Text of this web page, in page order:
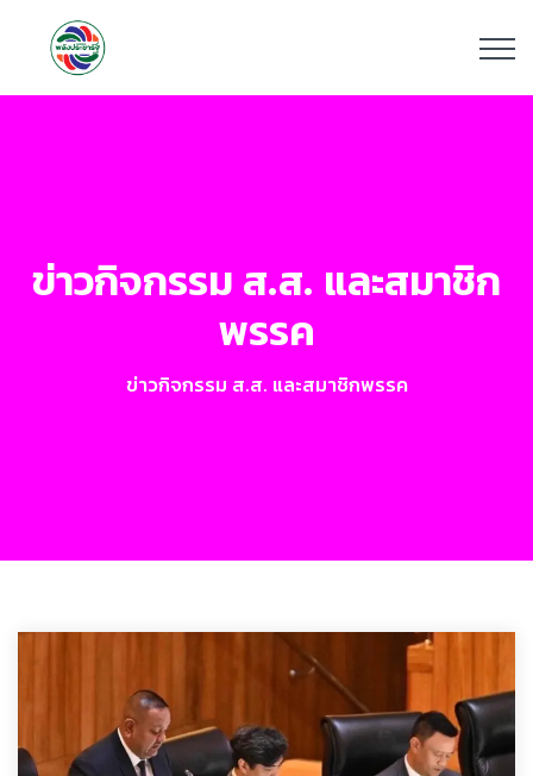
ข่าวกิจกรรม ส.ส. และสมาชิก
พรรค
ข่าวกิจกรรม ส.ส. และสมาชิกพรรค